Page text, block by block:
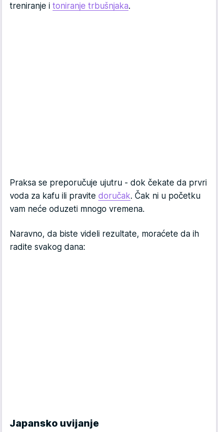
treniranje i toniranje trbušnjaka.
Praksa se preporučuje ujutru - dok čekate da prvri
voda za kafu ili pravite doručak. Čak ni u početku
vam neće oduzeti mnogo vremena.
Naravno, da biste videli rezultate, moraćete da ih
radite svakog dana:
Japansko uvijanje